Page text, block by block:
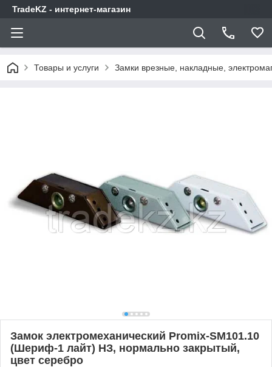
TradeKZ - интернет-магазин
Товары и услуги Замки врезные, накладные,
Замок электромеханический Promix-SM101.10
(Шериф-1 лайт) НЗ, нормально закрытый,
цвет серебро